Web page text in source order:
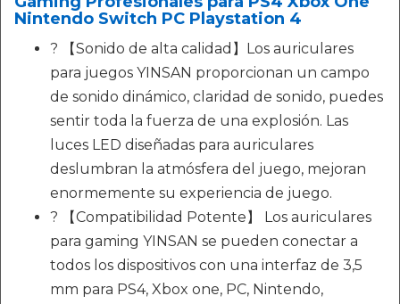
Nintendo Switch PC Playstation 4
? 【Sonido de alta calidad】Los auriculares
para juegos YINSAN proporcionan un campo
de sonido dinámico, claridad de sonido, puedes
sentir toda la fuerza de una explosión. Las
luces LED diseñadas para auriculares
deslumbran la atmósfera del juego, mejoran
enormemente su experiencia de juego.
? 【Compatibilidad Potente】 Los auriculares
para gaming YINSAN se pueden conectar a
todos los dispositivos con una interfaz de 3,5
mm para PS4, Xbox one, PC, Nintendo,